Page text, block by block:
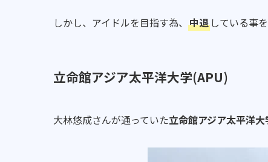
しかし、アイドルを目指す為、 中退 している事
立命館アジア太平洋大学(APU)
大林悠成さんが通っていた立命館アジア太平洋